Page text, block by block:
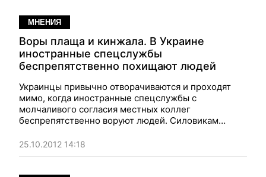
МНЕНИЯ
Воры плаща и кинжала. В Украине
иностранные спецслужбы
беспрепятственно похищают людей
Украинцы привычно отворачиваются и проходят
мимо, когда иностранные спецслужбы с
молчаливого согласия местных коллег
беспрепятственно воруют людей. Силовикам
25.10.2012 14:18